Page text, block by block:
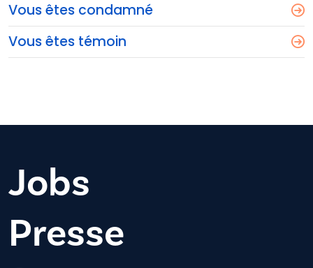
Vous êtes condamné
Vous êtes témoin
Jobs
Presse